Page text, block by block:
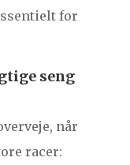
for
seng
når
racer: